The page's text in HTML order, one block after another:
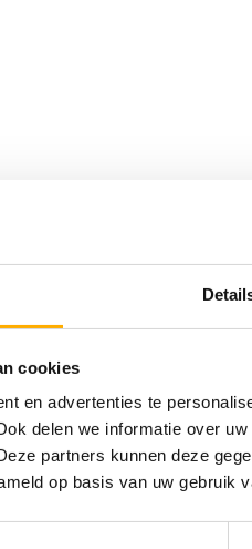
cookies
en advertenties te
delen we informatie over
partners kunnen deze
op basis van uw gebruik